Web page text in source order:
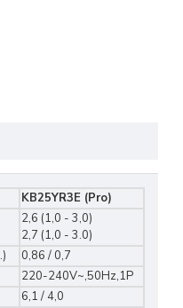
KB25YR3E (Pro)
2,6 (1,0 - 3,0)
2,7 (1,0 - 3.0)
0,86 / 0,7
220-240V~,50Hz,1P
6,1 / 4,0